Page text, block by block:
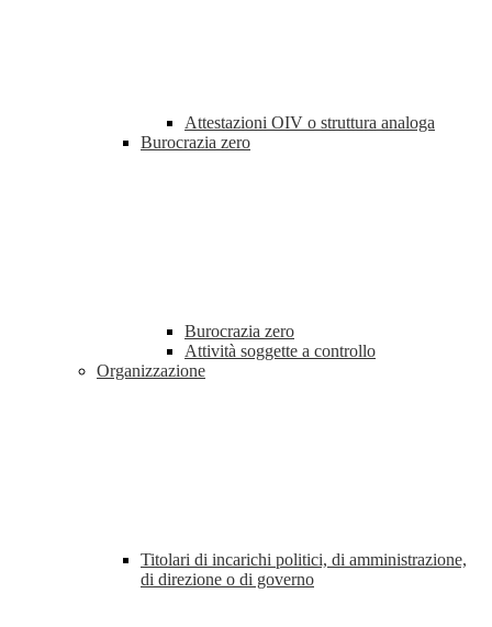
Attestazioni OIV o struttura analoga
Burocrazia zero
Burocrazia zero
Attività soggette a controllo
Organizzazione
Titolari di incarichi politici, di amministrazione,
di direzione o di governo